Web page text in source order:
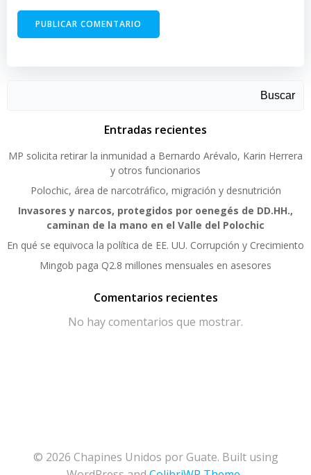
Buscar
Entradas recientes
MP solicita retirar la inmunidad a Bernardo Arévalo, Karin Herrera
y otros funcionarios
Polochic, área de narcotráfico, migración y desnutrición
Invasores y narcos, protegidos por oenegés de DD.HH.,
caminan de la mano en el Valle del Polochic
En qué se equivoca la política de EE. UU. Corrupción y Crecimiento
Mingob paga Q2.8 millones mensuales en asesores
Comentarios recientes
No hay comentarios que mostrar.
© 2026 Chapines Unidos por Guate. Built using